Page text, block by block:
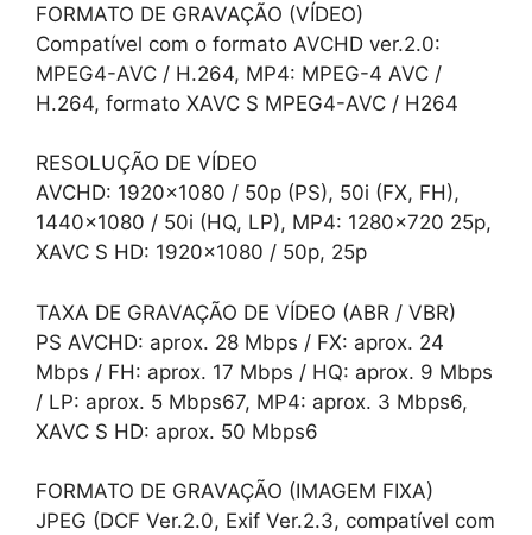
FORMATO DE GRAVAÇÃO (VÍDEO)
Compatível com o formato AVCHD ver.2.0:
MPEG4-AVC / H.264, MP4: MPEG-4 AVC /
H.264, formato XAVC S MPEG4-AVC / H264
RESOLUÇÃO DE VÍDEO
AVCHD: 1920×1080 / 50p (PS), 50i (FX, FH),
1440×1080 / 50i (HQ, LP), MP4: 1280×720 25p,
XAVC S HD: 1920×1080 / 50p, 25p
TAXA DE GRAVAÇÃO DE VÍDEO (ABR / VBR)
PS AVCHD: aprox. 28 Mbps / FX: aprox. 24
Mbps / FH: aprox. 17 Mbps / HQ: aprox. 9 Mbps
/ LP: aprox. 5 Mbps67, MP4: aprox. 3 Mbps6,
XAVC S HD: aprox. 50 Mbps6
FORMATO DE GRAVAÇÃO (IMAGEM FIXA)
JPEG (DCF Ver.2.0, Exif Ver.2.3, compatível com